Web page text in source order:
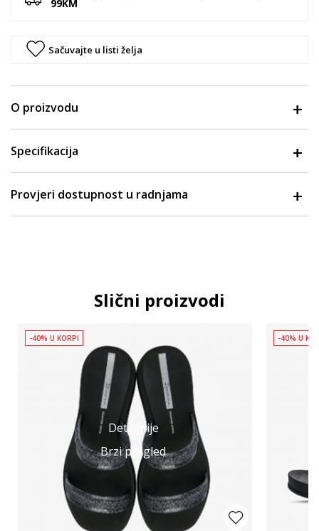
99KM
Sačuvajte u listi želja
O proizvodu
Specifikacija
Provjeri dostupnost u radnjama
Slični proizvodi
Detaljnije
Brzi pregled
-40% U KORPI -40% U